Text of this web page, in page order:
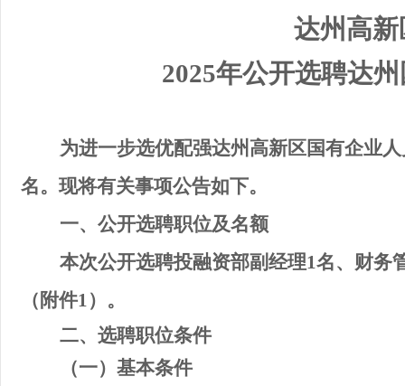
达州高
2025年公开选聘达
为进一步选优配强达州高新区国有企业
名。现将有关事项公告如下。
一、公开选聘职位及名额
本次公开选聘投融资部副经理1名、 财务
（附件1） 。
二、 选聘职位条件
（一）基本条件